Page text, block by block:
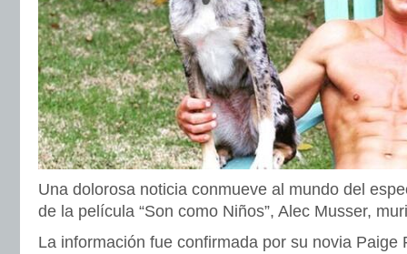
Una dolorosa noticia conmueve al mundo del
de la película “Son como Niños”, Alec Musser,
La información fue confirmada por su novia Paige